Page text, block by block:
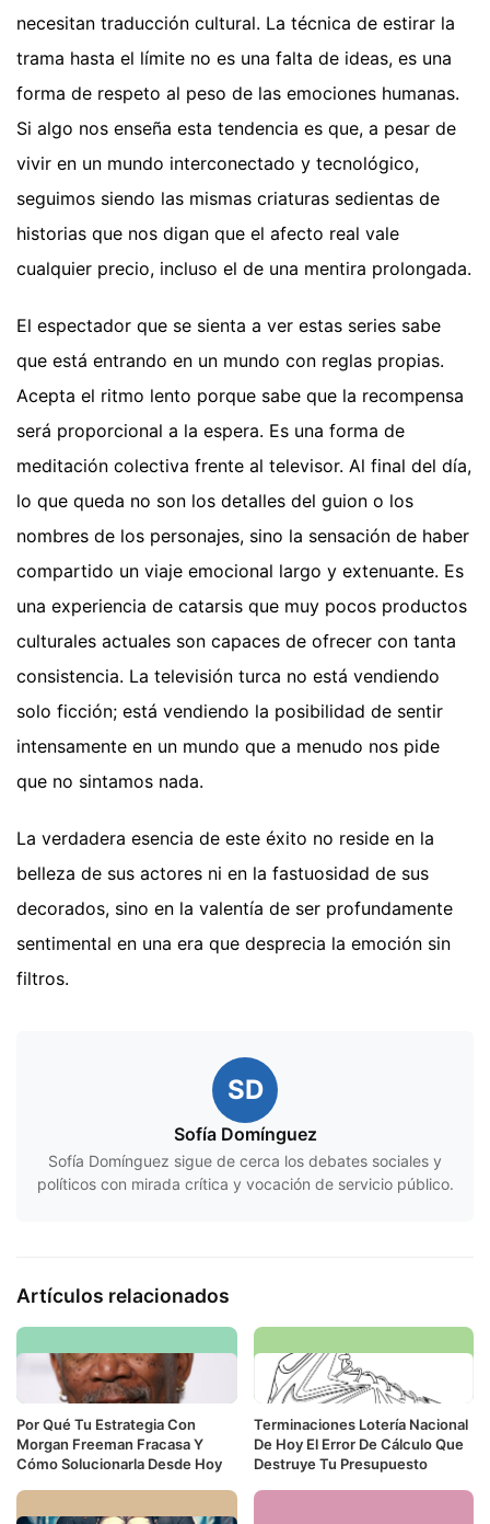
necesitan traducción cultural. La técnica de estirar la
trama hasta el límite no es una falta de ideas, es una
forma de respeto al peso de las emociones humanas.
Si algo nos enseña esta tendencia es que, a pesar de
vivir en un mundo interconectado y tecnológico,
seguimos siendo las mismas criaturas sedientas de
historias que nos digan que el afecto real vale
cualquier precio, incluso el de una mentira prolongada.
El espectador que se sienta a ver estas series sabe
que está entrando en un mundo con reglas propias.
Acepta el ritmo lento porque sabe que la recompensa
será proporcional a la espera. Es una forma de
meditación colectiva frente al televisor. Al final del día,
lo que queda no son los detalles del guion o los
nombres de los personajes, sino la sensación de haber
compartido un viaje emocional largo y extenuante. Es
una experiencia de catarsis que muy pocos productos
culturales actuales son capaces de ofrecer con tanta
consistencia. La televisión turca no está vendiendo
solo ficción; está vendiendo la posibilidad de sentir
intensamente en un mundo que a menudo nos pide
que no sintamos nada.
La verdadera esencia de este éxito no reside en la
belleza de sus actores ni en la fastuosidad de sus
decorados, sino en la valentía de ser profundamente
sentimental en una era que desprecia la emoción sin
filtros.
SD
Sofía Domínguez
Sofía Domínguez sigue de cerca los debates sociales y
políticos con mirada crítica y vocación de servicio público.
Artículos relacionados
Por Qué Tu Estrategia Con
Morgan Freeman Fracasa Y
Cómo Solucionarla Desde Hoy
Terminaciones Lotería Nacional
De Hoy El Error De Cálculo Que
Destruye Tu Presupuesto